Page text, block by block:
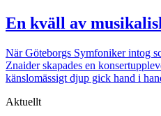
En kväll av
När Göteborgs Symfoniker intog
Znaider skapades en
känslomässigt djup gick hand i
Aktuellt